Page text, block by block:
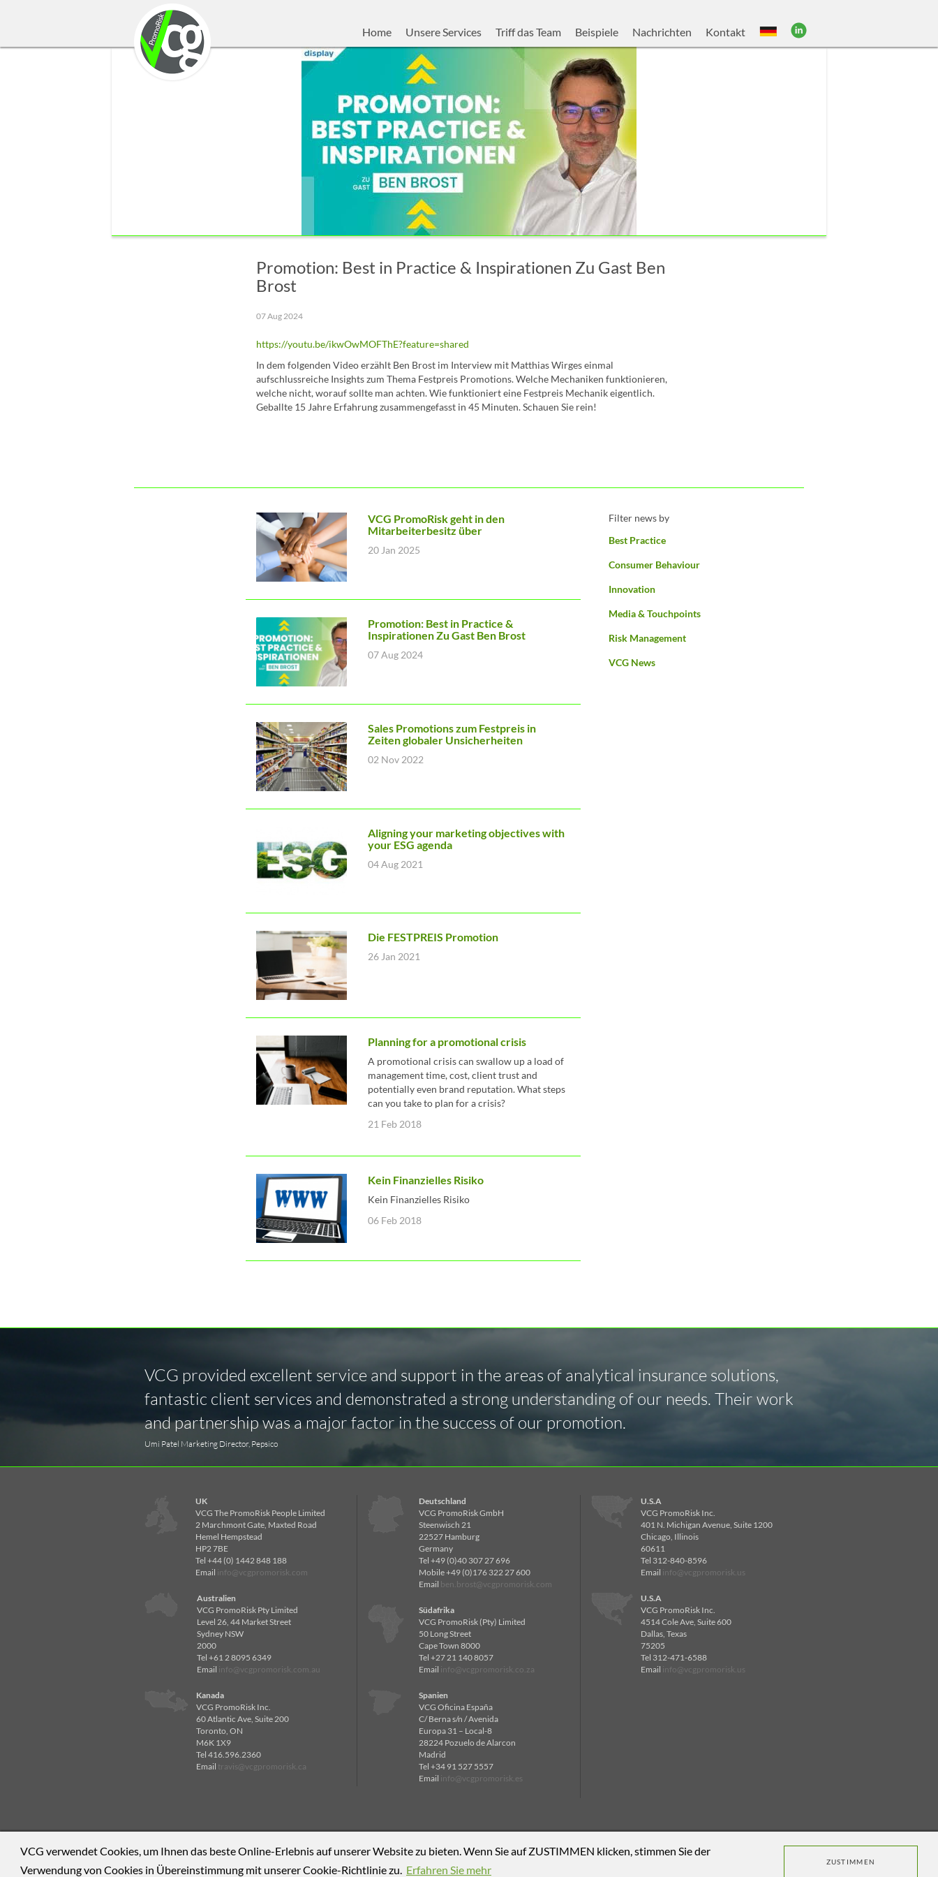
VCG verwendet Cookies, um Ihnen das beste Online-Erlebnis auf unserer Website zu bieten. Wenn Sie auf ZUSTIMMEN klicken, stimmen Sie der
Verwendung von Cookies in Übereinstimmung mit unserer Cookie-Richtlinie zu. Erfahren Sie mehr
ZUSTIMMEN
Home Unsere Services Triff das Team Beispiele Nachrichten Kontakt
Promotion: Best in Practice & Inspirationen Zu Gast Ben
Brost
07 Aug 2024
https://youtu.be/ikwOwMOFThE?feature=shared
In dem folgenden Video erzählt Ben Brost im Interview mit Matthias Wirges einmal
aufschlussreiche Insights zum Thema Festpreis Promotions. Welche Mechaniken funktionieren,
welche nicht, worauf sollte man achten. Wie funktioniert eine Festpreis Mechanik eigentlich.
Geballte 15 Jahre Erfahrung zusammengefasst in 45 Minuten. Schauen Sie rein!
VCG PromoRisk geht in den
Mitarbeiterbesitz über
20 Jan 2025
Promotion: Best in Practice &
Inspirationen Zu Gast Ben Brost
07 Aug 2024
Sales Promotions zum Festpreis in
Zeiten globaler Unsicherheiten
02 Nov 2022
Aligning your marketing objectives with
your ESG agenda
04 Aug 2021
Die FESTPREIS Promotion
26 Jan 2021
Planning for a promotional crisis
A promotional crisis can swallow up a load of
management time, cost, client trust and
potentially even brand reputation. What steps
can you take to plan for a crisis?
21 Feb 2018
Kein Finanzielles Risiko
Kein Finanzielles Risiko
06 Feb 2018
Filter news by
Best Practice
Consumer Behaviour
Innovation
Media & Touchpoints
Risk Management
VCG News
VCG provided excellent service and support in the areas of analytical insurance solutions,
fantastic client services and demonstrated a strong understanding of our needs. Their work
and partnership was a major factor in the success of our promotion.
Umi Patel Marketing Director, Pepsico
UK
VCG The PromoRisk People Limited
2 Marchmont Gate, Maxted Road
Hemel Hempstead
HP2 7BE
Tel +44 (0) 1442 848 188
Email info@vcgpromorisk.com
Australien
VCG PromoRisk Pty Limited
Level 26, 44 Market Street
Sydney NSW
2000
Tel +61 2 8095 6349
Email info@vcgpromorisk.com.au
Kanada
VCG PromoRisk Inc.
60 Atlantic Ave, Suite 200
Toronto, ON
M6K 1X9
Tel 416.596.2360
Email travis@vcgpromorisk.ca
Deutschland
VCG PromoRisk GmbH
Steenwisch 21
22527 Hamburg
Germany
Tel +49 (0)40 307 27 696
Mobile +49 (0)176 322 27 600
Email ben.brost@vcgpromorisk.com
Südafrika
VCG PromoRisk (Pty) Limited
50 Long Street
Cape Town 8000
Tel +27 21 140 8057
Email info@vcgpromorisk.co.za
Spanien
VCG Oficina España
C/ Berna s/n / Avenida
Europa 31 – Local-8
28224 Pozuelo de Alarcon
Madrid
Tel +34 91 527 5557
Email info@vcgpromorisk.es
U.S.A
VCG PromoRisk Inc.
401 N. Michigan Avenue, Suite 1200
Chicago, Illinois
60611
Tel 312-840-8596
Email info@vcgpromorisk.us
U.S.A
VCG PromoRisk Inc.
4514 Cole Ave, Suite 600
Dallas, Texas
75205
Tel 312-471-6588
Email info@vcgpromorisk.us